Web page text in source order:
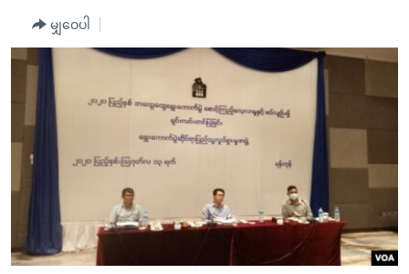
ကျော်
စာမျက်နှာ
ကျော်
အစ္စရေး-ပါလက်စတိုင်း
အင်္ဂလိပ်စာလေ့လာမယ်
အမေရိကန်သုံးအီဒီယံ
မကြေးမုံရဲ့ အင်္ဂလိပ်စာ
ရုပ်ရှင်ထဲက အင်္ဂလိပ်စာ
သုတပဒေသာ အင်္ဂလိပ်စာ
အပတ်စဉ်ကဏ္ဍများ
ရေဒီယို
ရေဒီယိုနှင့်ရုပ်သံ အချက်အလက်များ
ရေဒီယို/တီဗွီအစီအစဉ်
Learning English
ဗွီအိုအေ လူမှုကွန်ယက်များ
မျှဝေပါ